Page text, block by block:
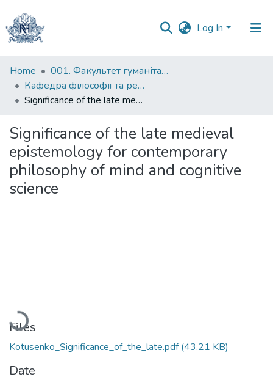
Log In
Communities
&
Collections
Statistics
Home
001. Факультет гуманітарних наук
Кафедра філософії та релігієзнавства
Significance of the late medieval epistemology for contemporary philosophy of mind and cognitive science
Significance of the late medieval
epistemology for contemporary
philosophy of mind and cognitive
science
Loading...
Files
Kotusenko_Significance_of_the_late.pdf(43.21 KB)
Date